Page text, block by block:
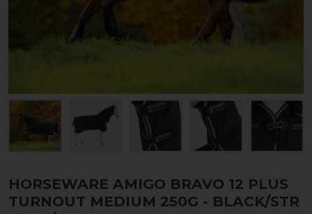
HORSEWARE AMIGO BRAVO 12 PLUS
TURNOUT MEDIUM 250G - BLACK/STR